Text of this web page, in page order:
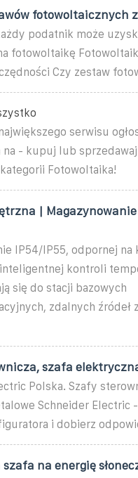
fotowoltaicznych
podatnik może
fotowoltaikę
Czy zestaw
serwisu
na - kupuj lub
Fotowoltaika!
| Magazynowanie
IP54/IP55, odpornej na
kontroli
się do stacji bazowych
zdalnych źródeł
szafa
Polska. Szafy
Schneider Electric
i dobierz
na energię